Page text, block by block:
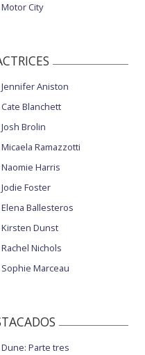
Motor City
Jennifer Aniston
Cate Blanchett
Josh Brolin
Micaela Ramazzotti
Naomie Harris
Jodie Foster
Elena Ballesteros
Kirsten Dunst
Rachel Nichols
Sophie Marceau
Dune: Parte tres